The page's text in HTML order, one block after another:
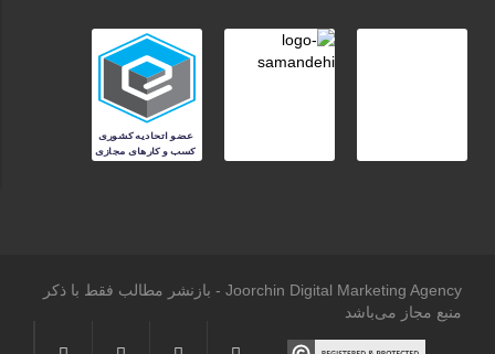
Joorchin Digital Marketing Agency - بازنشر مطالب فقط با ذکر
منبع مجاز می‌باشد